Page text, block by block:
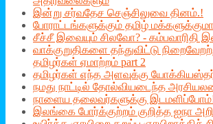
இன்று சர்வதேச செஞ்சிலுவை தினம்.!
போராட்டங்களுக்கும் தமிழ்
சீச்சீ இவையும் சிலவோ? - கம்பவாரிதி
வாக்குறுதிகளை தந்துவிட்டு
தமிழர்கள் ஏமாற்றம் part 2
தமிழர்கள் எந்த அளவுக்கு
நமது நாட்டில் தோல்வியடைந்த
நாளைய தலைவர்களுக்கு
இலங்கை போர்க்குற்றம் குறித்த ஐநா